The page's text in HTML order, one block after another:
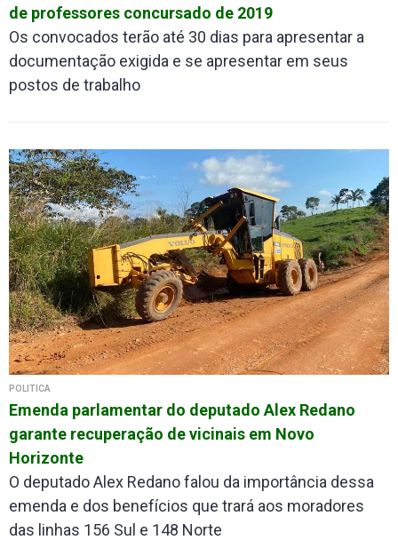
de professores concursado de 2019
Os convocados terão até 30 dias para apresentar a
documentação exigida e se apresentar em seus
postos de trabalho
POLÍTICA
Emenda parlamentar do deputado Alex Redano
garante recuperação de vicinais em Novo
Horizonte
O deputado Alex Redano falou da importância dessa
emenda e dos benefícios que trará aos moradores
das linhas 156 Sul e 148 Norte